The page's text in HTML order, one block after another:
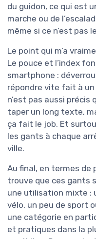
du guidon, ce qui est
marche ou de
même si ce n’est pas
Le point qui m’a
Le pouce et l’index
smartphone :
répondre vite fait à un
n’est pas aussi précis
taper un long texte,
ça fait le job. Et
les gants à chaque
ville.
Au final, en termes de
trouve que ces gants
une utilisation mixte :
vélo, un peu de sport
une catégorie en
et pratiques dans la